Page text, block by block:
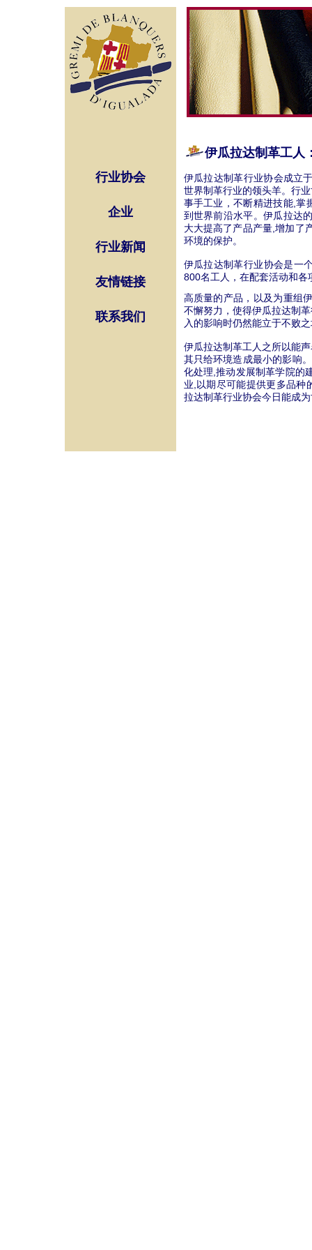
行业协会
企业
行业新闻
友情链接
联系我们
伊瓜拉达制革工人
伊瓜拉达制革行业协会成立
世界制革行业的领头羊。行
事手工业，不断精进技能,掌
到世界前沿水平。伊瓜拉达
大大提高了产品产量,增加了
环境的保护。
伊瓜拉达制革行业协会是一
800名工人，在配套活动和
高质量的产品，以及为重组
不懈努力，使得伊瓜拉达制
入的影响时仍然能立于不败
伊瓜拉达制革工人之所以能
其只给环境造成最小的影响
化处理,推动发展制革学院的
业,以期尽可能提供更多品种
拉达制革行业协会今日能成